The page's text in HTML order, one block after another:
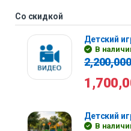
Со скидкой
Детский
В
Детский
В